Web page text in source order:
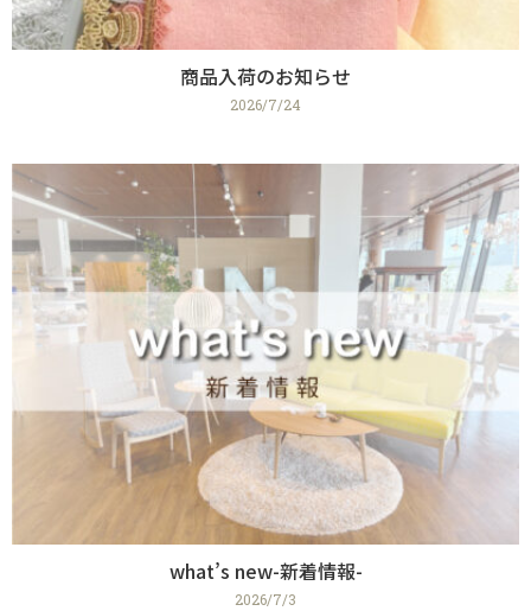
商品入荷のお知らせ
2026/7/24
what’s new-新着情報-
2026/7/3